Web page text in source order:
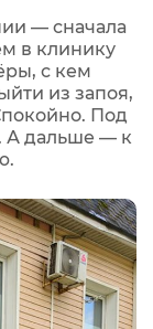
— сначала
в клинику
с кем
из запоя,
Под
А дальше — к